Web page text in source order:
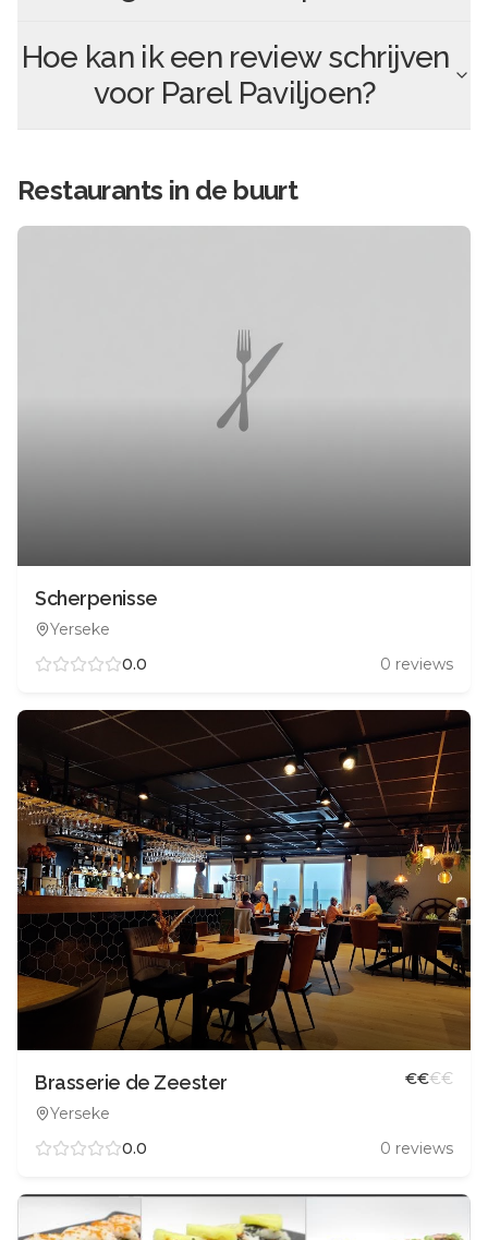
Hoe kan ik een review schrijven
voor Parel Paviljoen?
Restaurants in de buurt
Scherpenisse
Yerseke
0.0
0 reviews
Brasserie de Zeester
Yerseke
€€€€
0.0 0 reviews